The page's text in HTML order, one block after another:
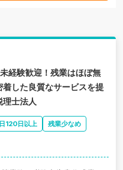
経験歓迎！残業はほぼ無
した良質なサービスを提
士法人
120日以上
残業少なめ